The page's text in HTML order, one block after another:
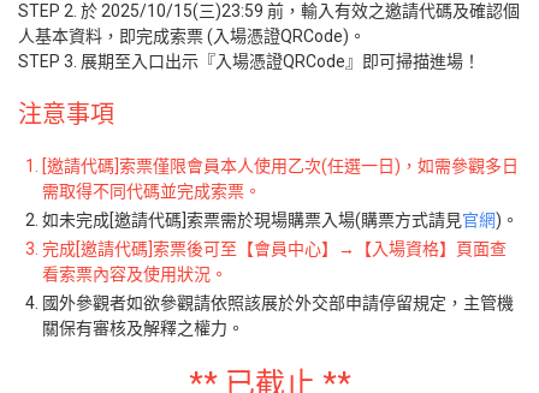
STEP 2. 於 2025/10/15(三)23:59 前，輸入有效之邀請代碼及確認個
人基本資料，即完成索票 (入場憑證QRCode)。
STEP 3. 展期至入口出示『入場憑證QRCode』即可掃描進場！
注意事項
[邀請代碼]索票僅限會員本人使用乙次(任選一日)，如需參觀多日
需取得不同代碼並完成索票。
如未完成[邀請代碼]索票需於現場購票入場(購票方式請見官網)。
完成[邀請代碼]索票後可至【會員中心】→【入場資格】頁面查
看索票內容及使用狀況。
國外參觀者如欲參觀請依照該展於外交部申請停留規定，主管機
關保有審核及解釋之權力。
** 已截止 **